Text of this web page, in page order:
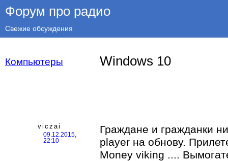
Форум про радио
Свежие обсуждения
Компьютеры Windows 10
viczai
09.12.2015,
22:10
Граждане и гражданки
player на обнову.
Money viking ....